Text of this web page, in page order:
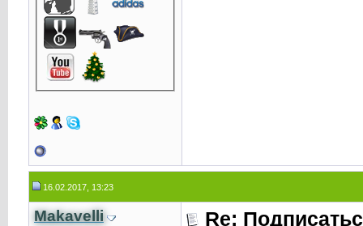
16.02.2017, 13:23
Makavelli Re: